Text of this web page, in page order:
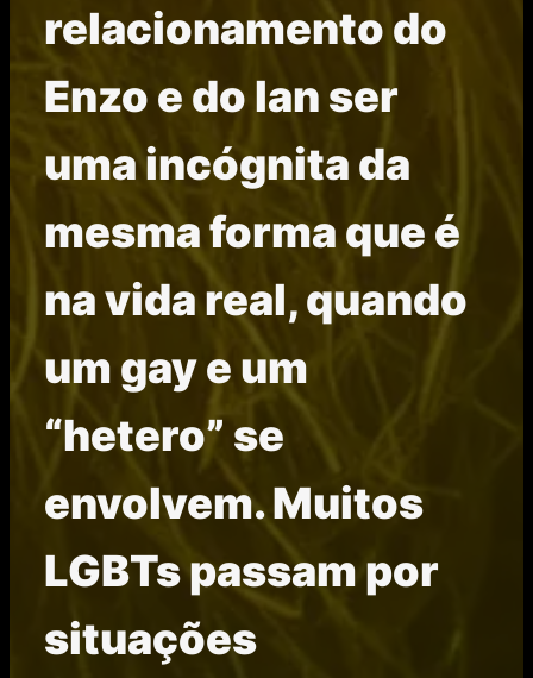
relacionamento do
Enzo e do lan ser
uma incógnita da
mesma forma que é
na vida real, quando
um gay e um
“hetero” se
envolvem. Muitos
LGBTs passam por
situações